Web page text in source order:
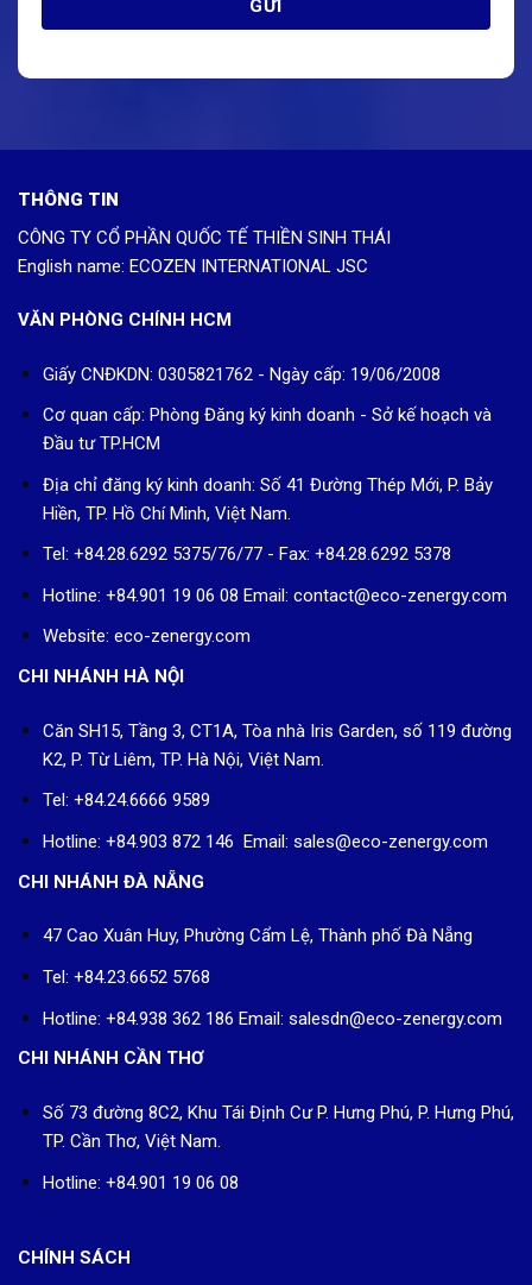
THÔNG TIN
CÔNG TY CỔ PHẦN QUỐC TẾ THIỀN SINH THÁI
English name: ECOZEN INTERNATIONAL JSC
VĂN PHÒNG CHÍNH HCM
Giấy CNĐKDN: 0305821762 - Ngày cấp: 19/06/2008
Cơ quan cấp: Phòng Đăng ký kinh doanh - Sở kế hoạch và
Đầu tư TP.HCM
Địa chỉ đăng ký kinh doanh: Số 41 Đường Thép Mới, P. Bảy
Hiền, TP. Hồ Chí Minh, Việt Nam.
Tel: +84.28.6292 5375/76/77 - Fax: +84.28.6292 5378
Hotline: +84.901 19 06 08 Email: contact@eco-zenergy.com
Website: eco-zenergy.com
CHI NHÁNH HÀ NỘI
Căn SH15, Tầng 3, CT1A, Tòa nhà Iris Garden, số 119 đường
K2, P. Từ Liêm, TP. Hà Nội, Việt Nam.
Tel: +84.24.6666 9589
Hotline: +84.903 872 146 Email: sales@eco-zenergy.com
CHI NHÁNH ĐÀ NẴNG
47 Cao Xuân Huy, Phường Cẩm Lệ, Thành phố Đà Nẵng
Tel: +84.23.6652 5768
Hotline: +84.938 362 186 Email: salesdn@eco-zenergy.com
CHI NHÁNH CẦN THƠ
Số 73 đường 8C2, Khu Tái Định Cư P. Hưng Phú, P. Hưng Phú,
TP. Cần Thơ, Việt Nam.
Hotline: +84.901 19 06 08
CHÍNH SÁCH